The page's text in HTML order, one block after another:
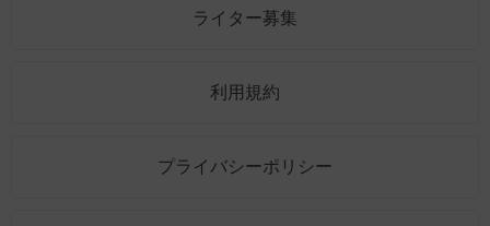
ライター募集
利用規約
プライバシーポリシー